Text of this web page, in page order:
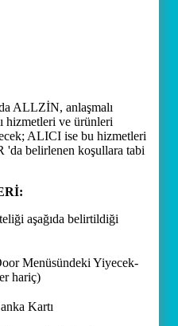
ALLZİN, anlaşmalı
hizmetleri ve ürünleri
ALICI ise bu hizmetleri
belirlenen koşullara tabi
aşağıda belirtildiği
Menüsündeki Yiyecek-
hariç)
Kartı